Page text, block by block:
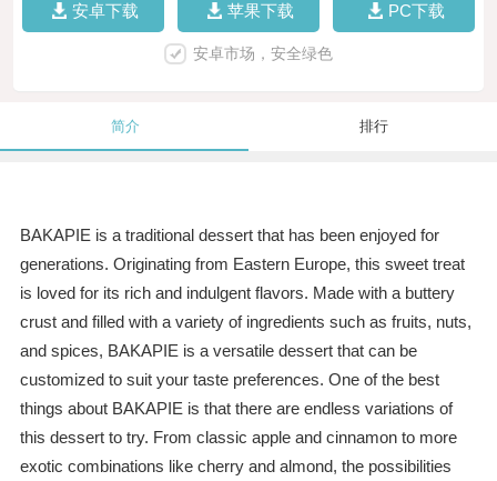
安卓下载 苹果下载 PC下载
安卓市场，安全绿色
简介 排行
BAKAPIE is a traditional dessert that has been enjoyed for
generations. Originating from Eastern Europe, this sweet treat
is loved for its rich and indulgent flavors. Made with a buttery
crust and filled with a variety of ingredients such as fruits, nuts,
and spices, BAKAPIE is a versatile dessert that can be
customized to suit your taste preferences. One of the best
things about BAKAPIE is that there are endless variations of
this dessert to try. From classic apple and cinnamon to more
exotic combinations like cherry and almond, the possibilities